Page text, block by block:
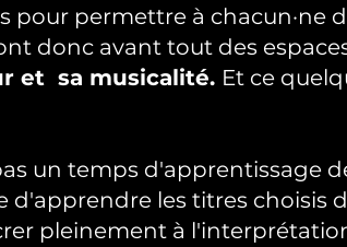
pour permettre à chacun·ne
donc avant tout des
et sa musicalité. Et ce
un temps d'apprentissage
d'apprendre les titres choisis
pleinement à